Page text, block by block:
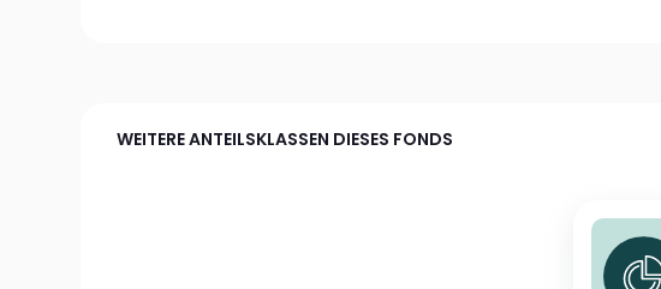
WEITERE ANTEILSKLASSEN DIESES FONDS